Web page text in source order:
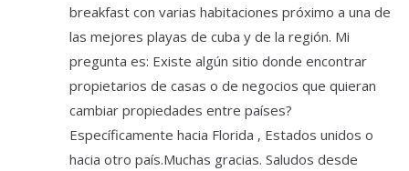
breakfast con varias habitaciones próximo a una de
las mejores playas de cuba y de la región. Mi
pregunta es: Existe algún sitio donde encontrar
propietarios de casas o de negocios que quieran
cambiar propiedades entre países?
Específicamente hacia Florida , Estados unidos o
hacia otro país.Muchas gracias. Saludos desde